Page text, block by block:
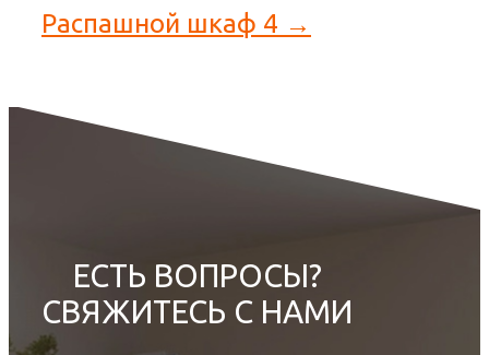
Распашной шкаф 4 →
ЕСТЬ ВОПРОСЫ?
СВЯЖИТЕСЬ С НАМИ